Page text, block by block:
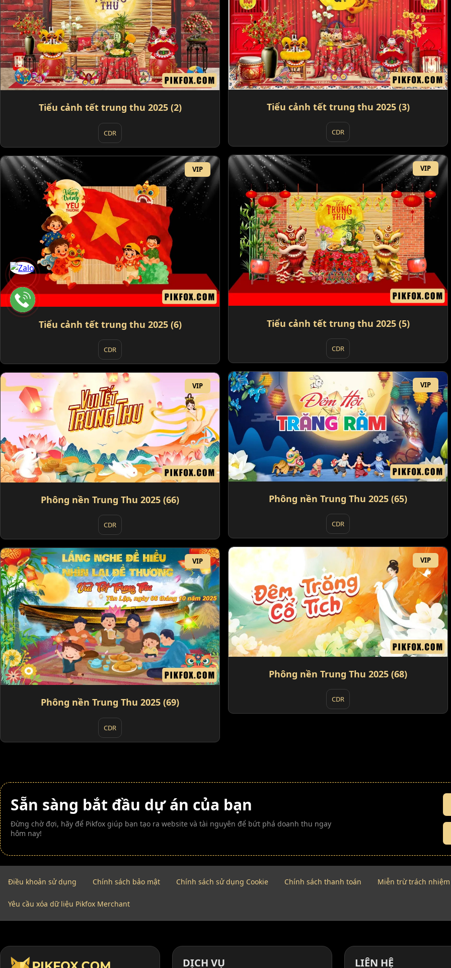
Tiểu cảnh tết trung thu 2025 (2)
CDR
Tiểu cảnh tết trung thu 2025 (3)
CDR
VIP
Tiểu cảnh tết trung thu 2025 (5)
CDR
VIP
Tiểu cảnh tết trung thu 2025 (6)
CDR
VIP
Phông nền Trung Thu 2025 (65)
CDR
VIP
Phông nền Trung Thu 2025 (66)
CDR
VIP
Phông nền Trung Thu 2025 (68)
CDR
VIP
Phông nền Trung Thu 2025 (69)
CDR
Sẵn sàng bắt đầu dự án của bạn
Đừng chờ đợi, hãy để Pikfox giúp bạn tạo ra website và tài nguyên để bứt phá doanh thu ngay
hôm nay!
Điều khoản sử dụng Chính sách bảo mật Chính sách sử dụng Cookie Chính sách thanh toán Miễn trừ trách nhiệm
Yêu cầu xóa dữ liệu Pikfox Merchant
DỊCH VỤ LIÊN HỆ